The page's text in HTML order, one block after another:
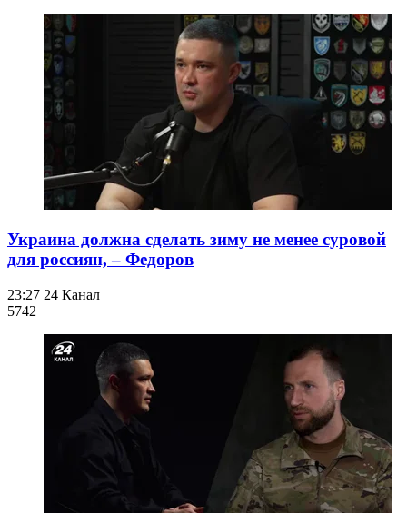
Украина должна сделать зиму не менее суровой
для россиян, – Федоров
23:27 24 Канал
5742